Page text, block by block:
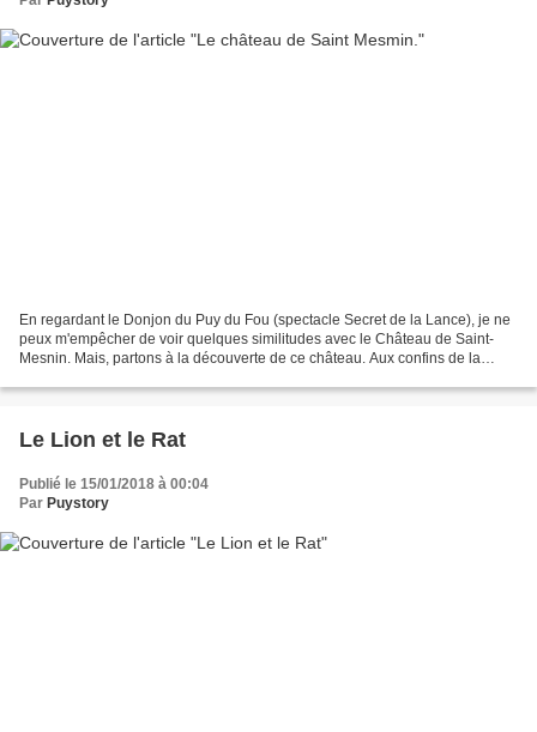
En regardant le Donjon du Puy du Fou (spectacle Secret de la Lance), je ne
peux m'empêcher de voir quelques similitudes avec le Château de Saint-
Mesnin. Mais, partons à la découverte de ce château. Aux confins de la
Le Lion et le Rat
Publié le 15/01/2018 à 00:04
Par Puystory